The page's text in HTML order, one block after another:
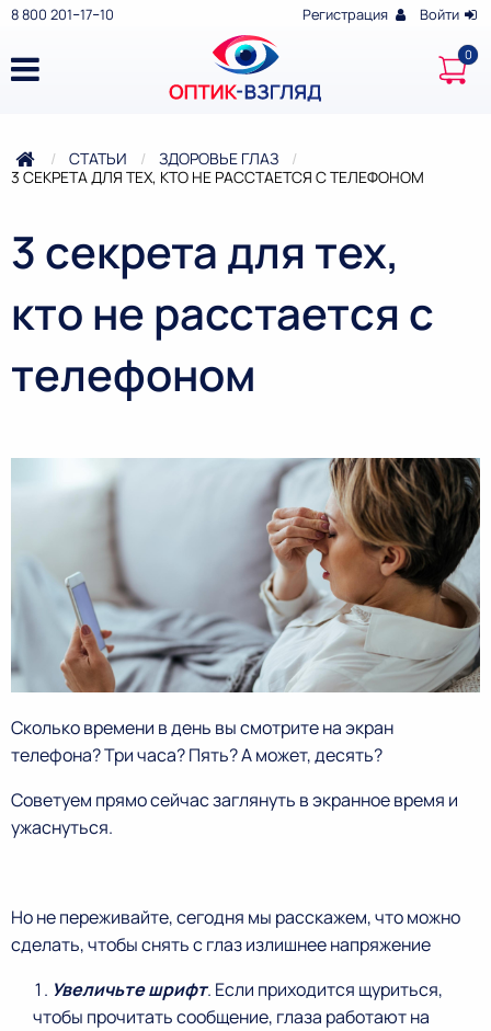
8 800 201‒17‒10 Регистрация Войти
СТАТЬИ
ЗДОРОВЬЕ ГЛАЗ
ТЕКУЩАЯ:
3 СЕКРЕТА ДЛЯ ТЕХ, КТО НЕ РАССТАЕТСЯ С ТЕЛЕФОНОМ
3 секрета для тех,
кто не расстается с
телефоном
Сколько времени в день вы смотрите на экран
телефона? Три часа? Пять? А может, десять?
Советуем прямо сейчас заглянуть в экранное время и
ужаснуться.
Но не переживайте, сегодня мы расскажем, что можно
сделать, чтобы снять с глаз излишнее напряжение
Увеличьте шрифт. Если приходится щуриться,
чтобы прочитать сообщение, глаза работают на